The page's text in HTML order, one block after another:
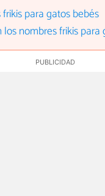
para gatos bebés
los nombres frikis para